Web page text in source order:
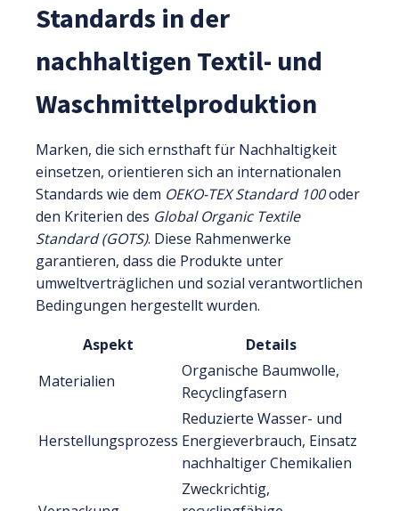
Standards in der
nachhaltigen Textil- und
Waschmittelproduktion
Marken, die sich ernsthaft für Nachhaltigkeit
einsetzen, orientieren sich an internationalen
Standards wie dem OEKO-TEX Standard 100oder
den Kriterien des Global Organic Textile
Standard (GOTS). Diese Rahmenwerke
garantieren, dass die Produkte unter
umweltverträglichen und sozial verantwortlichen
Bedingungen hergestellt wurden.
Aspekt
Details
Materialien
Organische Baumwolle,
Recyclingfasern
Herstellungsprozess
Reduzierte Wasser- und
Energieverbrauch, Einsatz
nachhaltiger Chemikalien
Zweckrichtig,